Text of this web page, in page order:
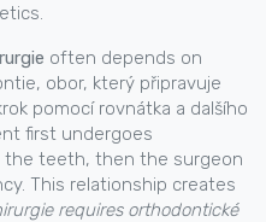
often depends on
, obor, který připravuje
pomocí rovnátka a dalšího
first undergoes
teeth, then the surgeon
This relationship creates
requires orthodontické